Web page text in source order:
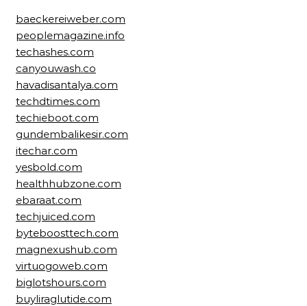
baeckereiweber.com
peoplemagazine.info
techashes.com
canyouwash.co
havadisantalya.com
techdtimes.com
techieboot.com
gundembalikesir.com
itechar.com
yesbold.com
healthhubzone.com
ebaraat.com
techjuiced.com
byteboosttech.com
magnexushub.com
virtuogoweb.com
biglotshours.com
buyliraglutide.com